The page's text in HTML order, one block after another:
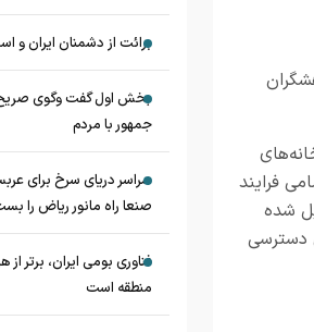
اختیار پژوهشگران
فرایند
شده
دسترسی
برائت از دشمنان ایران و
بخش اول گفت وگوی
جمهور با مردم
سراسر دریای سرخ برای
صنعا راه مانور ریاض را
فناوری بومی ایران، برتر از
منطقه است